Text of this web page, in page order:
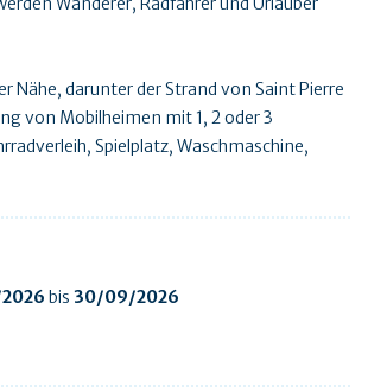
Nähe, darunter der Strand von Saint Pierre
von Mobilheimen mit 1, 2 oder 3
Spielplatz, Waschmaschine,
bis 30/09/2026